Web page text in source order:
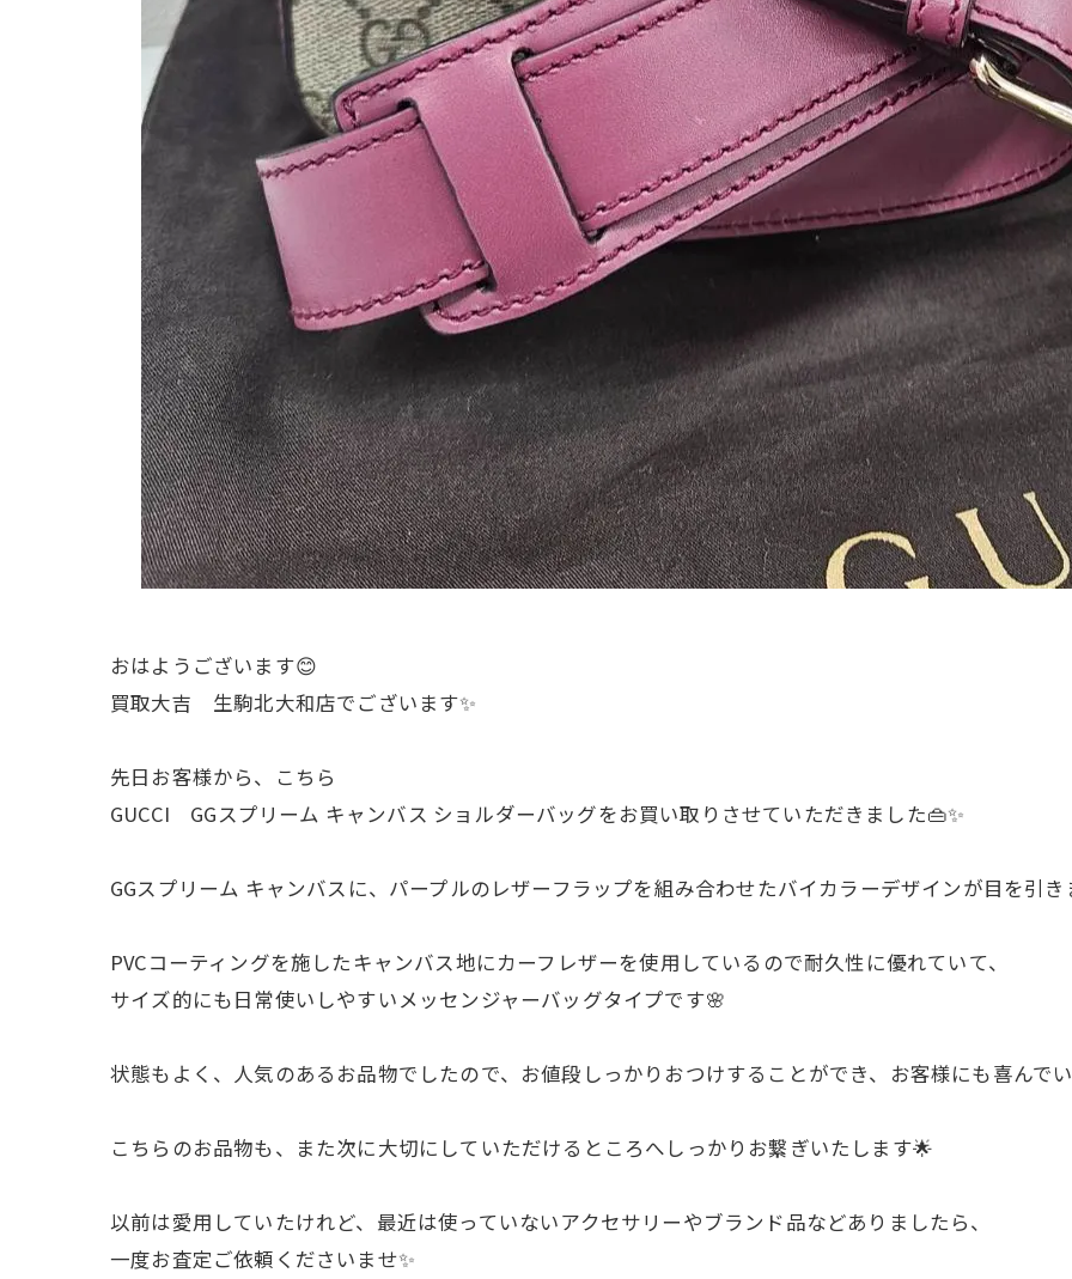
おはようございます😊
買取大吉 生駒北大和店でございます✨
先日お客様から、こちら
GUCCI GGスプリーム キャンバス ショルダーバッグをお買い取りさせていただきました👜✨
GGスプリーム キャンバスに、パープルのレザーフラップを組み合わせたバイカラーデザインが目を引き
PVCコーティングを施したキャンバス地にカーフレザーを使用しているので耐久性に優れていて、
サイズ的にも日常使いしやすいメッセンジャーバッグタイプです🌸
状態もよく、人気のあるお品物でしたので、お値段しっかりおつけすることができ、お客様にも喜んで
こちらのお品物も、また次に大切にしていただけるところへしっかりお繋ぎいたします🌟
以前は愛用していたけれど、最近は使っていないアクセサリーやブランド品などありましたら、
一度お査定ご依頼くださいませ✨